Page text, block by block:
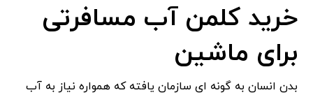
خرید کلمن آب مسافرتی
برای ماشین
بدن انسان به گونه ای سازمان یافته که همواره نیاز به آب